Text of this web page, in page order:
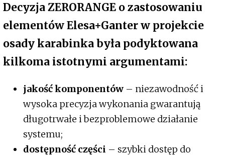
Decyzja ZERORANGE o zastosowaniu
elementów Elesa+Ganter w projekcie
osady karabinka była podyktowana
kilkoma istotnymi argumentami:
jakość komponentów – niezawodność i
wysoka precyzja wykonania gwarantują
długotrwałe i bezproblemowe działanie
systemu;
dostępność części – szybki dostęp do